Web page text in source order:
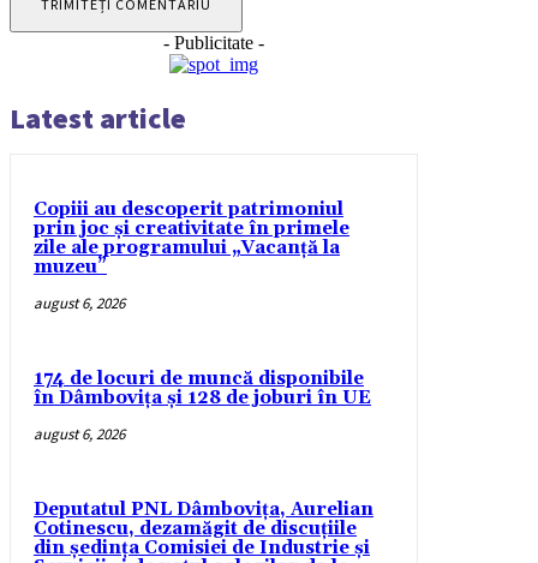
- Publicitate -
Latest article
Copiii au descoperit patrimoniul
prin joc și creativitate în primele
zile ale programului „Vacanță la
muzeu”
august 6, 2026
174 de locuri de muncă disponibile
în Dâmbovița și 128 de joburi în UE
august 6, 2026
Deputatul PNL Dâmbovița, Aurelian
Cotinescu, dezamăgit de discuțiile
din ședința Comisiei de Industrie și